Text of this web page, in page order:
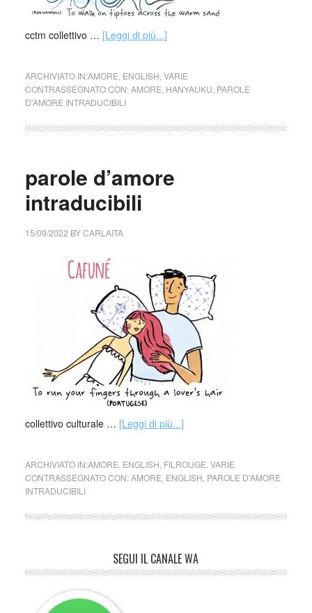
cctm collettivo … [Leggi di più...]
ARCHIVIATO IN:AMORE ENGLISH VARIE
CONTRASSEGNATO CON:AMORE HANYAUKU PAROLE
D'AMORE INTRADUCIBILI
parole d’amore
intraducibili
15/09/2022 BYCARLAITA
collettivo culturale … [Leggi di più...]
ARCHIVIATO IN:AMORE ENGLISH FILROUGE VARIE
CONTRASSEGNATO CON:AMORE ENGLISH PAROLE D'AMORE
INTRADUCIBILI
SEGUI IL CANALE WA